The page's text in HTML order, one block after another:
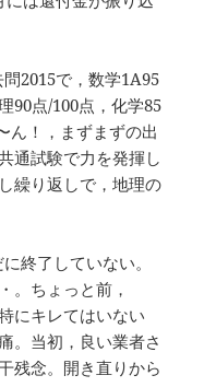
問2015で，数学1A95
90点/100点，化学85
ん！，まずまずの出
通試験で力を発揮し
繰り返しで，地理の
終了していない。
。ちょっと前，
にキレてはいない
。当初，良い業者さ
残念。開き直りから